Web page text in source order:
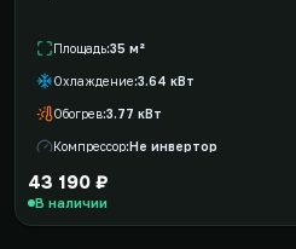
Площадь 35 м²
Охлаждение 3.64 кВт
Обогрев 3.77 кВт
Компрессор Не инвертор
43 190 ₽
В наличии